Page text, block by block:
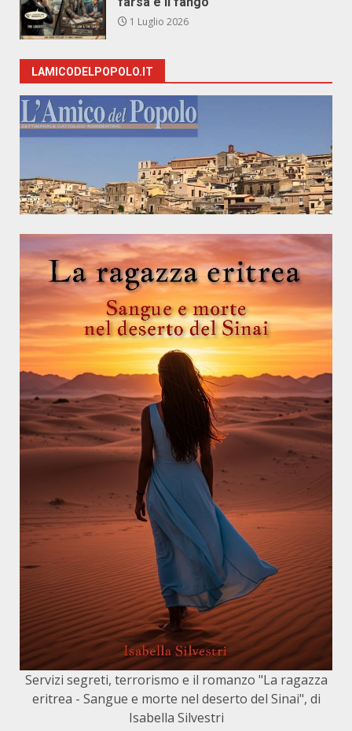
1 Luglio 2026
LAMICODELPOPOLO.IT
Servizi segreti, terrorismo e il romanzo "La ragazza
eritrea - Sangue e morte nel deserto del Sinai", di
Isabella Silvestri